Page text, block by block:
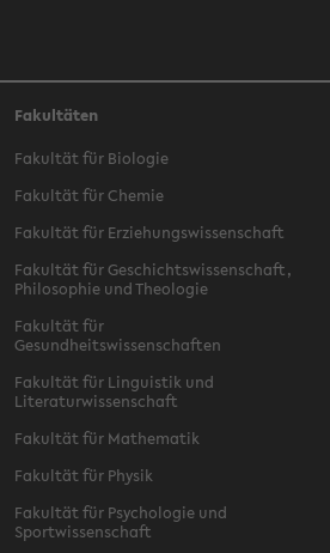
Fakultäten
Fakultät für Biologie
Fakultät für Chemie
Fakultät für Erziehungswissenschaft
Fakultät für Geschichtswissenschaft,
Philosophie und Theologie
Fakultät für
Gesundheitswissenschaften
Fakultät für Linguistik und
Literaturwissenschaft
Fakultät für Mathematik
Fakultät für Physik
Fakultät für Psychologie und
Sportwissenschaft